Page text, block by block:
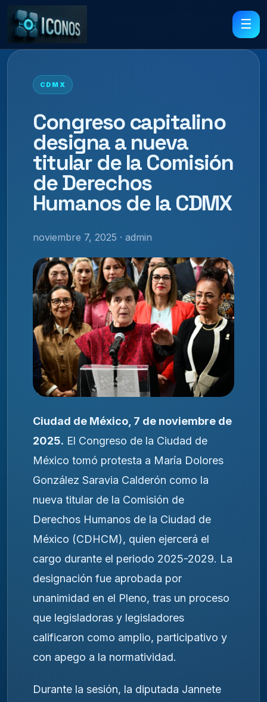
☰
CDMX
Congreso capitalino
designa a nueva
titular de la Comisión
de Derechos
Humanos de la CDMX
noviembre 7, 2025 · admin
Ciudad de México, 7 de noviembre de
2025. El Congreso de la Ciudad de
México tomó protesta a María Dolores
González Saravia Calderón como la
nueva titular de la Comisión de
Derechos Humanos de la Ciudad de
México (CDHCM), quien ejercerá el
cargo durante el periodo 2025-2029. La
designación fue aprobada por
unanimidad en el Pleno, tras un proceso
que legisladoras y legisladores
calificaron como amplio, participativo y
con apego a la normatividad.
Durante la sesión, la diputada Jannete